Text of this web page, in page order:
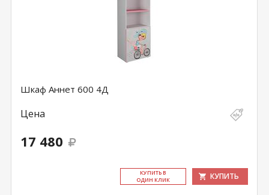
Шкаф Аннет 600 4Д
Цена
17 480
КУ­ПИТЬ В
ОДИН КЛИК
КУПИТЬ